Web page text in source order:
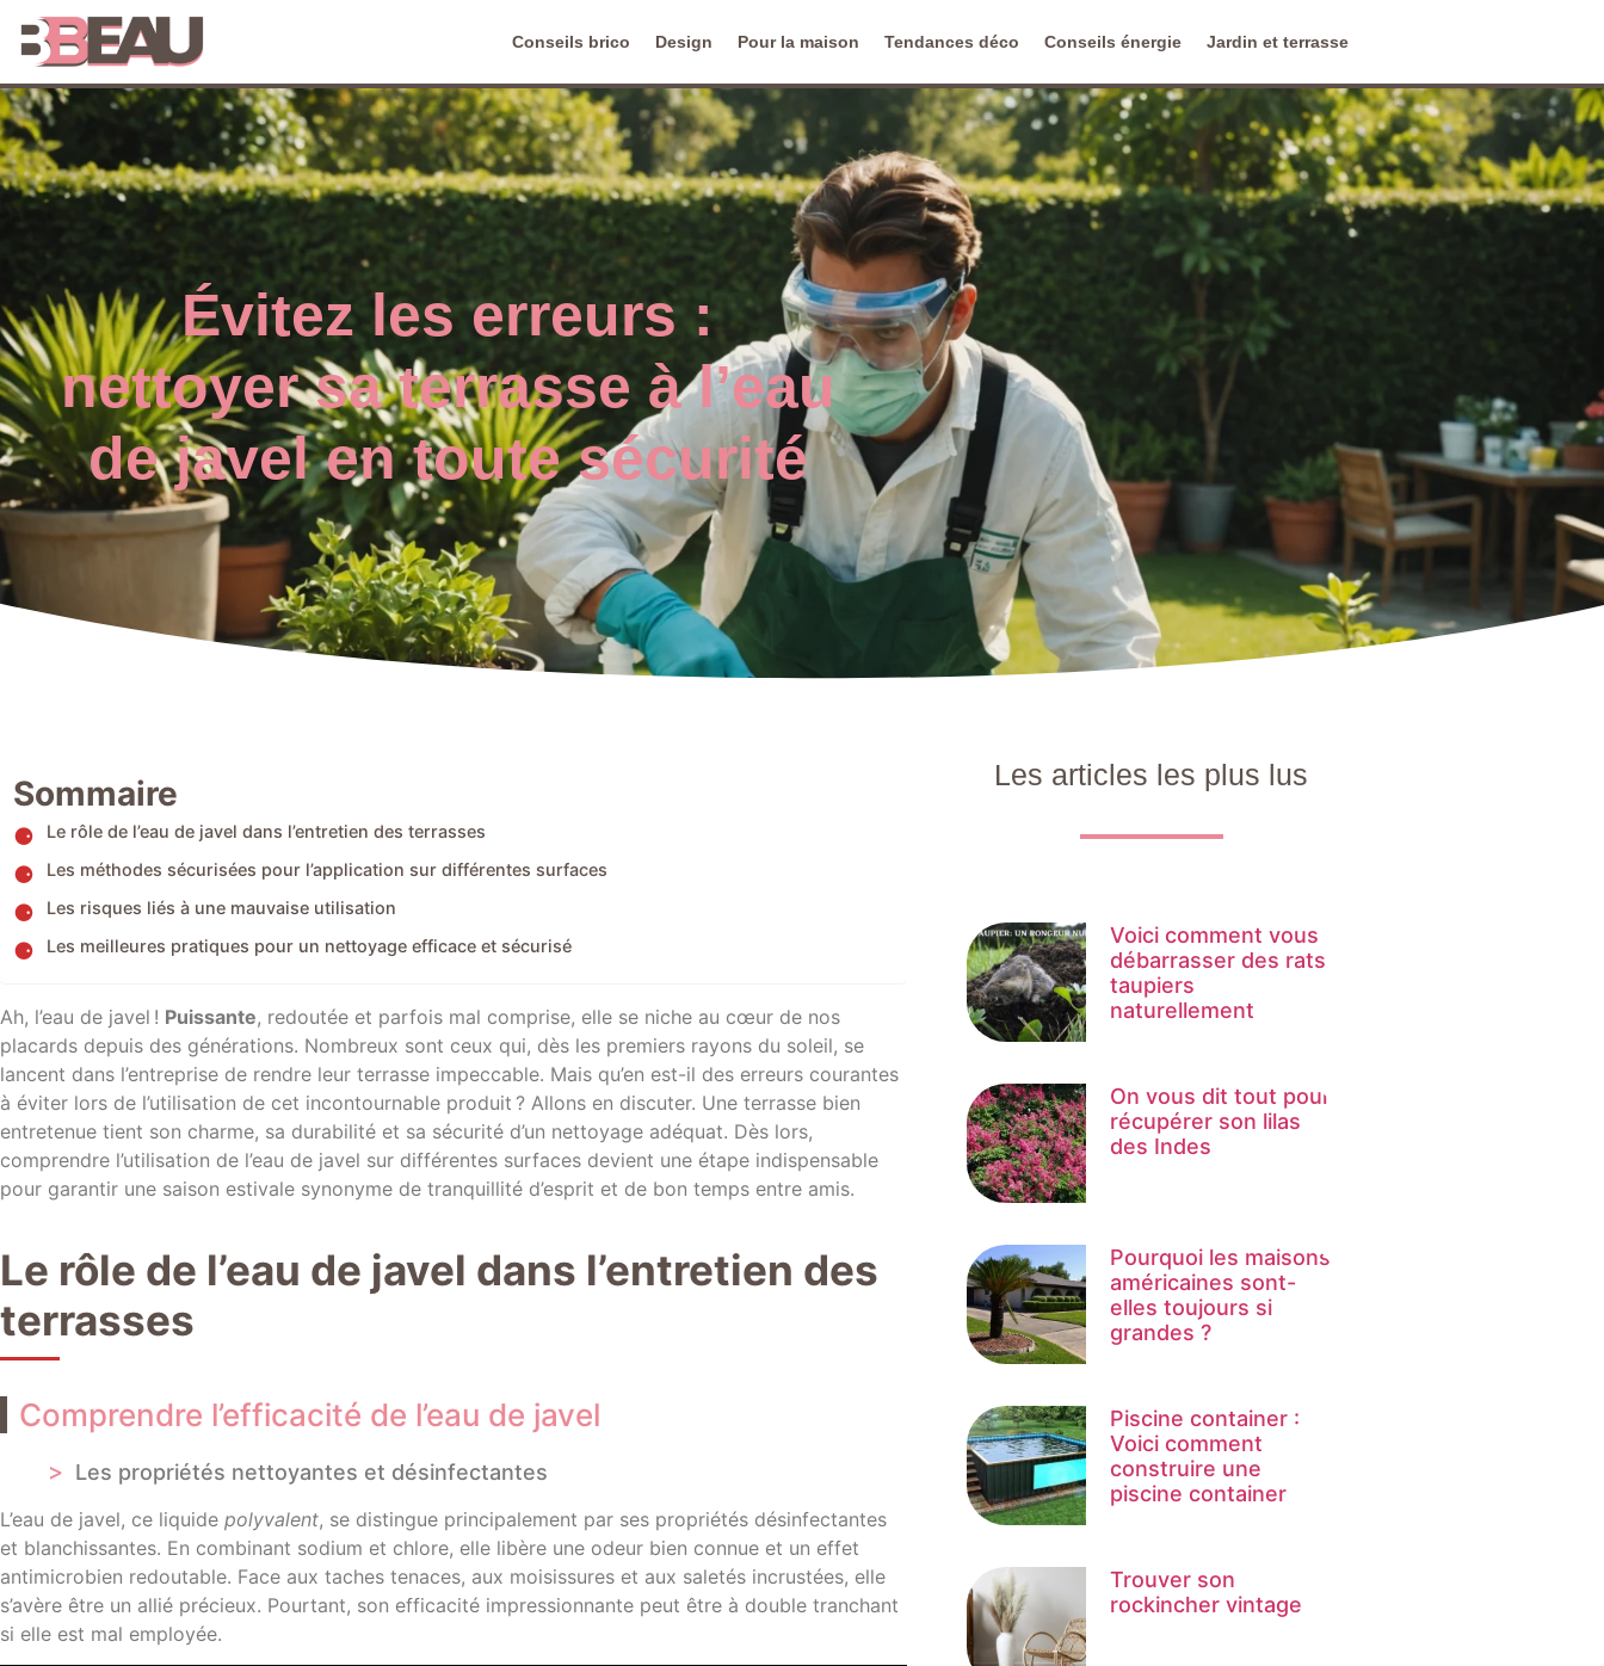
Conseils brico Design Pour la maison Tendances déco Conseils énergie Jardin et terrasse
Évitez les erreurs :
nettoyer sa terrasse à l’eau
de javel en toute sécurité
Sommaire
Le rôle de l’eau de javel dans l’entretien des terrasses
Les méthodes sécurisées pour l’application sur différentes surfaces
Les risques liés à une mauvaise utilisation
Les meilleures pratiques pour un nettoyage efficace et sécurisé
Ah, l’eau de javel ! Puissante, redoutée et parfois mal comprise, elle se niche au cœur de nos
placards depuis des générations. Nombreux sont ceux qui, dès les premiers rayons du soleil, se
lancent dans l’entreprise de rendre leur terrasse impeccable. Mais qu’en est-il des erreurs courantes
à éviter lors de l’utilisation de cet incontournable produit ? Allons en discuter. Une terrasse bien
entretenue tient son charme, sa durabilité et sa sécurité d’un nettoyage adéquat. Dès lors,
comprendre l’utilisation de l’eau de javel sur différentes surfaces devient une étape indispensable
pour garantir une saison estivale synonyme de tranquillité d’esprit et de bon temps entre amis.
Le rôle de l’eau de javel dans l’entretien des
terrasses
Comprendre l’efficacité de l’eau de javel
Les propriétés nettoyantes et désinfectantes
L’eau de javel, ce liquide polyvalent, se distingue principalement par ses propriétés désinfectantes
et blanchissantes. En combinant sodium et chlore, elle libère une odeur bien connue et un effet
antimicrobien redoutable. Face aux taches tenaces, aux moisissures et aux saletés incrustées, elle
s’avère être un allié précieux. Pourtant, son efficacité impressionnante peut être à double tranchant
si elle est mal employée.
Les articles les plus lus
Voici comment vous
débarrasser des rats
taupiers
naturellement
On vous dit tout pour
récupérer son lilas
des Indes
Pourquoi les maisons
américaines sont-
elles toujours si
grandes ?
Piscine container :
Voici comment
construire une
piscine container
Trouver son
rockincher vintage